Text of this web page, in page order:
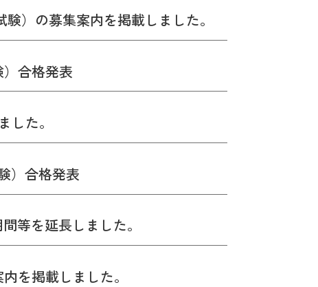
）の募集案内を掲載しました。
合格発表
した。
）合格発表
等を延長しました。
を掲載しました。